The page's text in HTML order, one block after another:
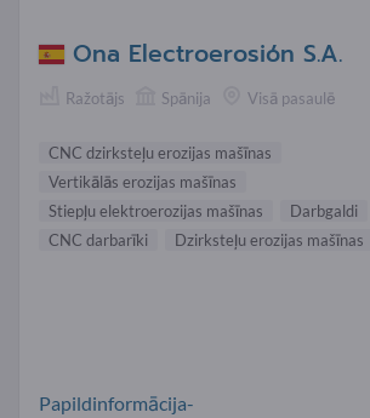
Ona Electroerosión S.A.
Ražotājs Spānija Visā pasaulē
CNC dzirksteļu erozijas mašīnas
Vertikālās erozijas mašīnas
Stiepļu elektroerozijas mašīnas
Darbgaldi
CNC darbarīki
Dzirksteļu erozijas mašīnas
Papildinformācija-